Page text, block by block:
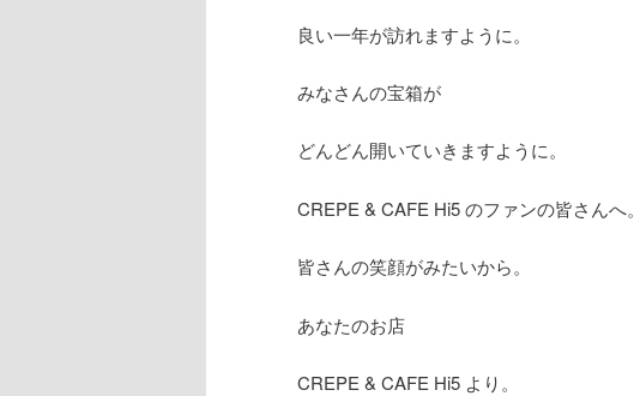
良い一年が訪れますように。
みなさんの宝箱が
どんどん開いていきますように。
CREPE & CAFE Hi5 のファンの皆さんへ。
皆さんの笑顔がみたいから。
あなたのお店
CREPE & CAFE Hi5 より。